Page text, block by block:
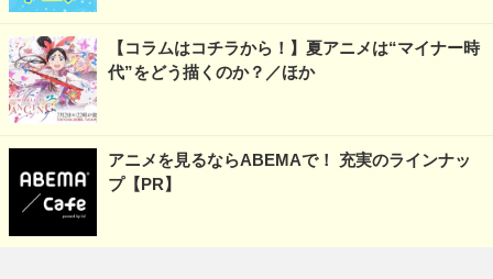
【コラムはコチラから！】夏アニメは“マイナー時
代”をどう描くのか？／ほか
アニメを見るならABEMAで！ 充実のラインナッ
プ【PR】